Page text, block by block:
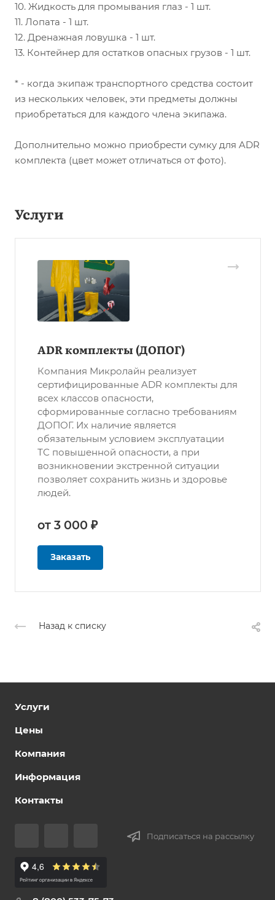
10. Жидкость для промывания глаз - 1 шт.
11. Лопата - 1 шт.
12. Дренажная ловушка - 1 шт.
13. Контейнер для остатков опасных грузов - 1 шт.
* - когда экипаж транспортного средства состоит
из нескольких человек, эти предметы должны
приобретаться для каждого члена экипажа.
Дополнительно можно приобрести сумку для ADR
комплекта (цвет может отличаться от фото).
Услуги
ADR комплекты (ДОПОГ)
Компания Микролайн реализует
сертифицированные ADR комплекты для
всех классов опасности,
сформированные согласно требованиям
ДОПОГ. Их наличие является
обязательным условием эксплуатации
ТС повышенной опасности, а при
возникновении экстренной ситуации
позволяет сохранить жизнь и здоровье
людей.
от 3 000 ₽
Заказать
Назад к списку
Услуги
Цены
Компания
Информация
Контакты
Подписаться на рассылку